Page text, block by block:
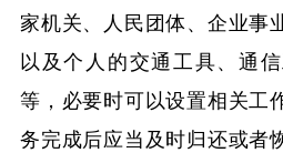
家机关、人民团体、企业事
以及个人的交通工具、通
等，必要时可以设置相关工
务完成后应当及时归还或者